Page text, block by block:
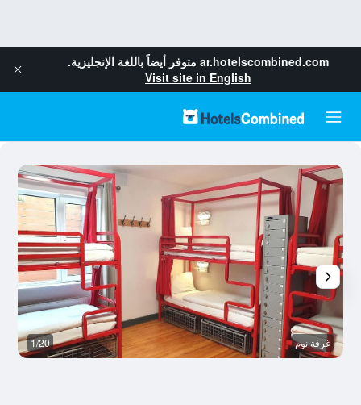
ar.hotelscombined.com متوفر أيضاً باللغة الإنجليزية.
Visit site in English
غرفة نوم 1/20